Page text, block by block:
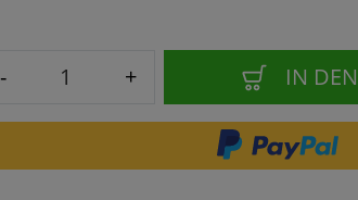
- + IN